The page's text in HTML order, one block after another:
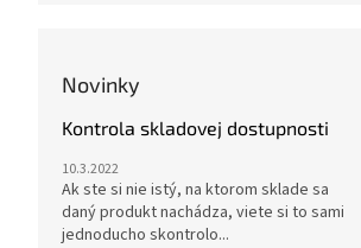
Novinky
Kontrola skladovej dostupnosti
10.3.2022
Ak ste si nie istý, na ktorom sklade sa
daný produkt nachádza, viete si to sami
jednoducho skontrolo...